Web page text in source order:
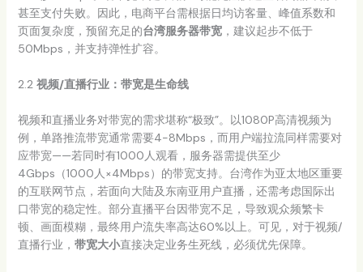
甚至支付失败。因此，电商平台需根据日均访客量、峰值系数和
页面复杂度，预留充足的台湾服务器带宽，建议起步不低于
50Mbps，并支持弹性扩容。
2.2 视频/直播行业：带宽是生命线
视频和直播业务对带宽的需求堪称“极致”。以1080P高清视频为
例，单路推流带宽通常需要4-8Mbps，而用户端拉流同样需要对
应带宽——若同时有1000人观看，服务器需提供至少
4Gbps（1000人×4Mbps）的带宽支持。台湾作为亚太地区重要
的互联网节点，若面向大陆及东南亚用户直播，还需考虑国际出
口带宽的稳定性。部分直播平台因带宽不足，导致观众频繁卡
顿、画面模糊，最终用户流失率高达60%以上。可见，对于视频/
直播行业， 带宽大小直接决定业务生死线，必须优先保障。